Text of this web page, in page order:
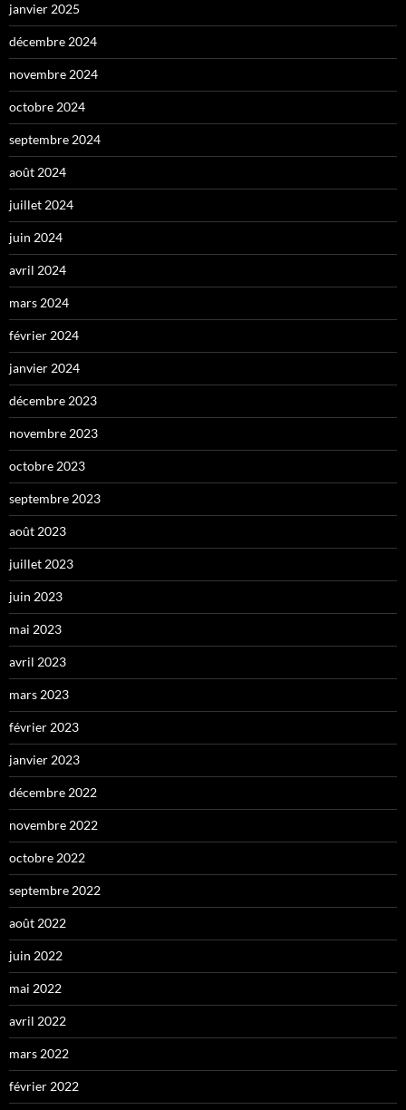
janvier 2025
décembre 2024
novembre 2024
octobre 2024
septembre 2024
août 2024
juillet 2024
juin 2024
avril 2024
mars 2024
février 2024
janvier 2024
décembre 2023
novembre 2023
octobre 2023
septembre 2023
août 2023
juillet 2023
juin 2023
mai 2023
avril 2023
mars 2023
février 2023
janvier 2023
décembre 2022
novembre 2022
octobre 2022
septembre 2022
août 2022
juin 2022
mai 2022
avril 2022
mars 2022
février 2022